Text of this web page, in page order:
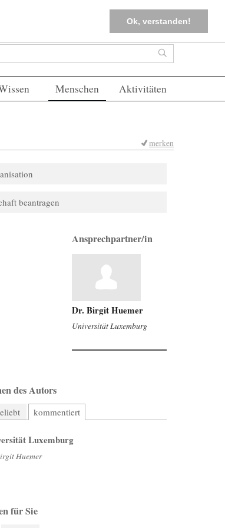
Ok, verstanden!
FAQs Einloggen
Suche
Menschen Aktivitäten
merken
beantragen
Ansprechpartner/in
Dr. Birgit Huemer
Universität Luxemburg
des Autors
kommentiert
Luxemburg
Huemer
für Sie